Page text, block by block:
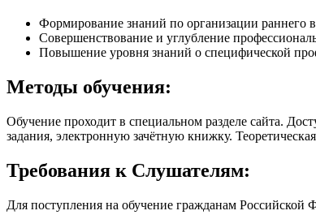
Формирование знаний по организации раннего
Совершенствование и углубление
Повышение уровня знаний о специфической
Методы обучения:
Обучение проходит в специальном разделе сайта.
задания, электронную зачётную книжку.
Требования к Слушателям:
Для поступления на обучение гражданам Российской